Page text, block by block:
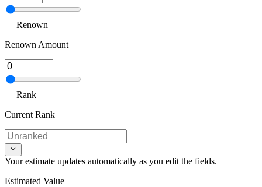
Renown
Renown Amount
Rank
Current Rank
Your estimate updates automatically as you edit the fields.
Estimated Value